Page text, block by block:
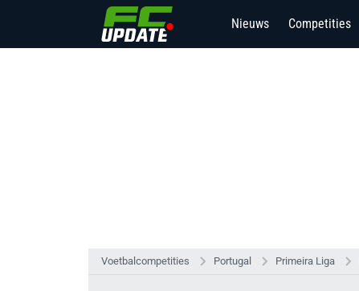
Nieuws Competities
Voetbalcompetities Portugal Primeira Liga